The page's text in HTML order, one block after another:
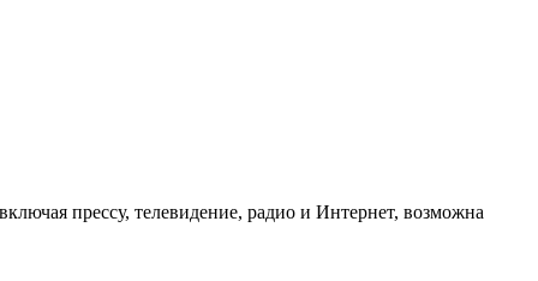
прессу, телевидение, радио и Интернет, возможна